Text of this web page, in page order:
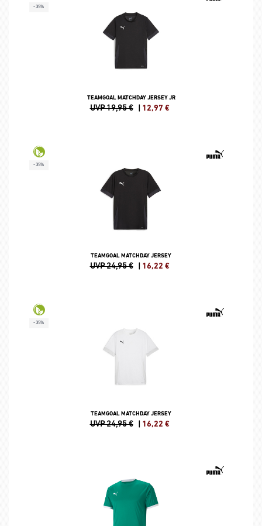
-35%
TEAMGOAL MATCHDAY JERSEY JR
UVP 19,95 € | 12,97 €
-35%
TEAMGOAL MATCHDAY JERSEY
UVP 24,95 € | 16,22 €
-35%
TEAMGOAL MATCHDAY JERSEY
UVP 24,95 € | 16,22 €